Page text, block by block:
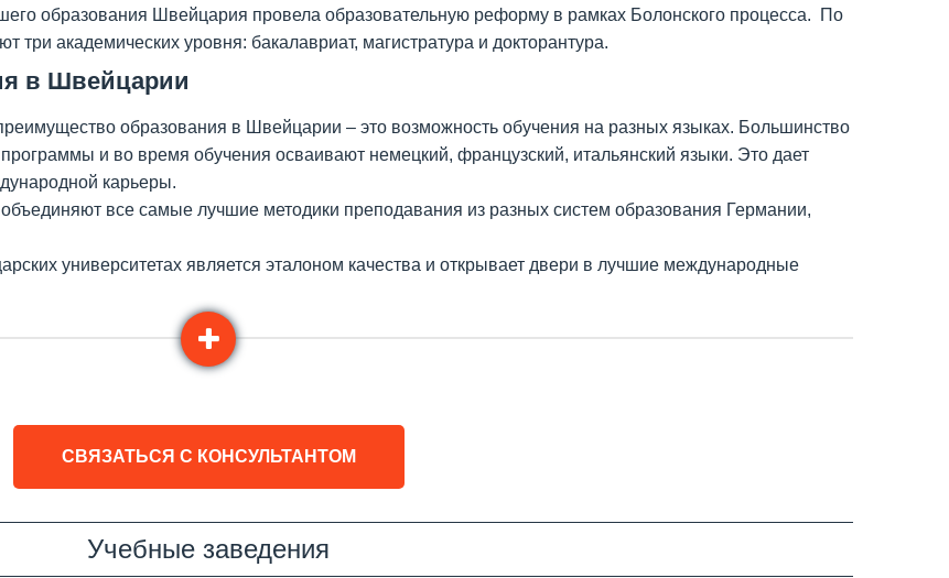
образования Швейцария провела образовательную реформу в рамках Болонского процесса. По
академических уровня: бакалавриат, магистратура и докторантура.
в Швейцарии
образования в Швейцарии – это возможность обучения на разных языках. Большинство
и во время обучения осваивают немецкий, французский, итальянский языки. Это дает
карьеры.
все самые лучшие методики преподавания из разных систем образования Германии,
университетах является эталоном качества и открывает двери в лучшие международные
и туристического менеджмента предлагают студентам оплачиваемые стажировки и дают
работы и перспективы будущего трудоустройства.
страны, Швейцарские ВУЗы активно сотрудничают с международными компаниями,
Швейцария остается одной из самых безопасных стран мира, что далеко не маловажно,
Европы.
расположение страны позволяет студентам легко путешествовать по всей Европе.
СВЯЗАТЬСЯ С КОНСУЛЬТАНТОМ
Учебные заведения